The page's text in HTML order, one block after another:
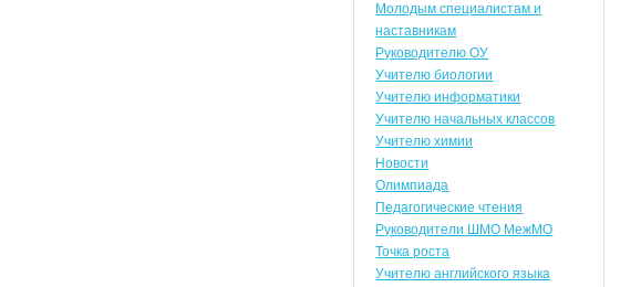
Молодым специалистам и
наставникам
Руководителю ОУ
Учителю биологии
Учителю информатики
Учителю начальных классов
Учителю химии
Новости
Олимпиада
Педагогические чтения
Руководители ШМО МежМО
Точка роста
Учителю английского языка